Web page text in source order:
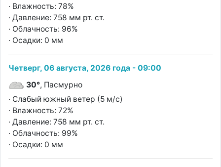
· Влажность: 78%
· Давление: 758 мм рт. ст.
· Облачность: 96%
· Осадки: 0 мм
Четверг, 06 августа, 2026 года - 09:00
30°, Пасмурно
· Слабый южный ветер (5 м/с)
· Влажность: 72%
· Давление: 758 мм рт. ст.
· Облачность: 99%
· Осадки: 0 мм